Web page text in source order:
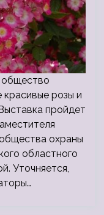
розы и
пройдет
охраны
областного
Уточняется,